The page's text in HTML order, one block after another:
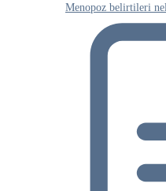
Menopoz belirtileri